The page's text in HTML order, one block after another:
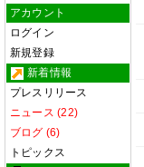
アカウント
ログイン
新規登録
新着情報
プレスリリース
ニュース (22)
ブログ (6)
トピックス